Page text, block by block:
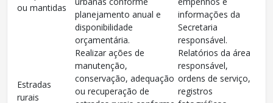
ou mantidas
planejamento anual e
disponibilidade
orçamentária.
informações da
Secretaria
responsável.
Estradas
rurais
Realizar ações de
manutenção,
conservação, adequação
ou recuperação de
Relatórios da área
responsável,
ordens de serviço,
registros